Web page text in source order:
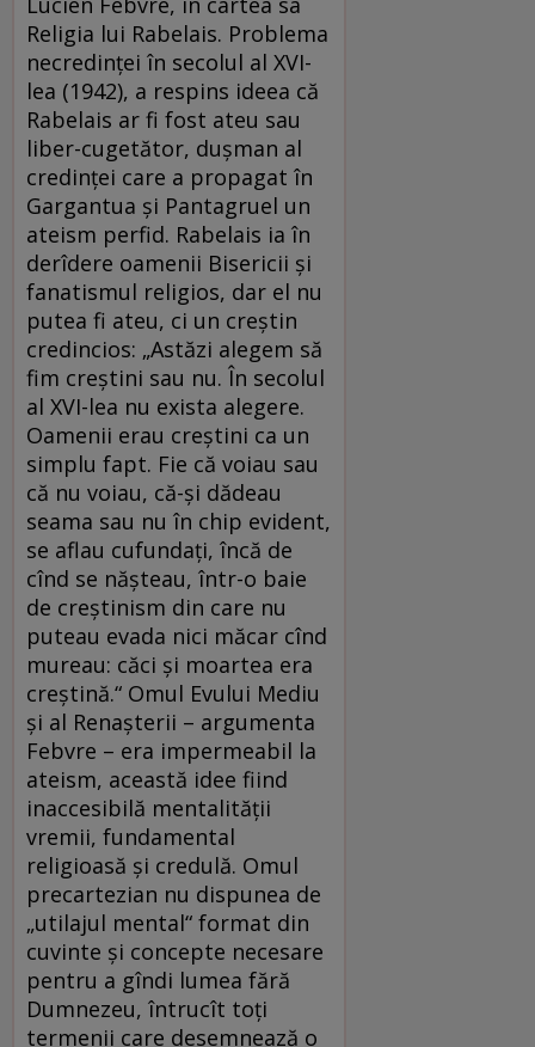
Religia lui Rabelais. Problema
necredinței în secolul al XVI-
lea (1942), a respins ideea că
Rabelais ar fi fost ateu sau
liber-cugetător, dușman al
credinței care a propagat în
Gargantua și Pantagruel un
ateism perfid. Rabelais ia în
derîdere oamenii Bisericii și
fanatismul religios, dar el nu
putea fi ateu, ci un creștin
credincios: „Astăzi alegem să
fim creștini sau nu. În secolul
al XVI-lea nu exista alegere.
Oamenii erau creștini ca un
simplu fapt. Fie că voiau sau
că nu voiau, că-și dădeau
seama sau nu în chip evident,
se aflau cufundați, încă de
cînd se nășteau, într-o baie
de creștinism din care nu
puteau evada nici măcar cînd
mureau: căci și moartea era
creștină.“ Omul Evului Mediu
și al Renașterii – argumenta
Febvre – era impermeabil la
ateism, această idee fiind
inaccesibilă mentalității
vremii, fundamental
religioasă și credulă. Omul
precartezian nu dispunea de
„utilajul mental“ format din
cuvinte și concepte necesare
pentru a gîndi lumea fără
Dumnezeu, întrucît toți
termenii care desemnează o